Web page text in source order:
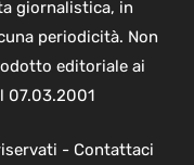
giornalistica, in
periodicità. Non
editoriale ai
07.03.2001
- Contattaci